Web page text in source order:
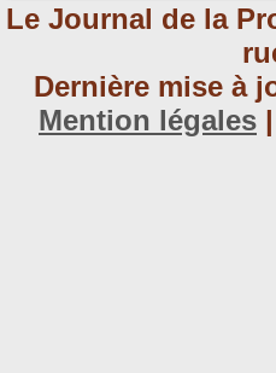
Le Journal de la
Dernière mise à
Mention légales |